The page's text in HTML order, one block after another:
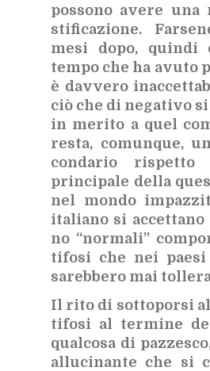
pos­so­no ave­re
sti­fi­ca­zio­ne.
mesi dopo,
tem­po che ha avu­to
è dav­ve­ro
ciò che di ne­ga­ti­vo
in me­ri­to a quel
re­sta, co­mun­que,
con­da­rio ri­spet­to
prin­ci­pa­le del­la
nel mon­do
ita­lia­no si
no “nor­ma­li”
ti­fo­si che nei
sa­reb­be­ro mai
Il rito di sot­to­por­si
ti­fo­si al ter­mi­ne
qual­co­sa di
al­lu­ci­nan­te che si